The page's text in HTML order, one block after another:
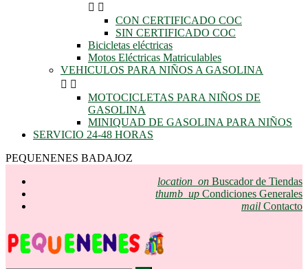
 
CON CERTIFICADO COC
SIN CERTIFICADO COC
Bicicletas eléctricas
Motos Eléctricas Matriculables
VEHICULOS PARA NIÑOS A GASOLINA
 
MOTOCICLETAS PARA NIÑOS DE
GASOLINA
MINIQUAD DE GASOLINA PARA NIÑOS
SERVICIO 24-48 HORAS
PEQUENENES BADAJOZ
location_on Buscador de Tiendas
thumb_up Condiciones Generales
mail Contacto